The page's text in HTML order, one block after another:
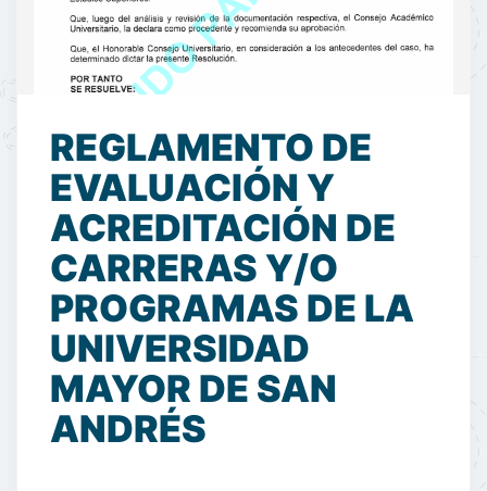
REGLAMENTO DE
EVALUACIÓN Y
ACREDITACIÓN DE
CARRERAS Y/O
PROGRAMAS DE LA
UNIVERSIDAD
MAYOR DE SAN
ANDRÉS